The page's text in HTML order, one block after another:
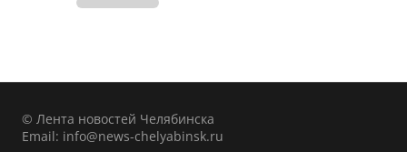
© Лента новостей Челябинска
Email: info@news-chelyabinsk.ru